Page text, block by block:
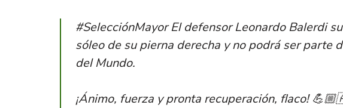
#SelecciónMayor El defensor Leonardo Balerdi
sóleo de su pierna derecha y no podrá ser parte
del Mundo.
¡Ánimo, fuerza y pronta recuperación, flaco!